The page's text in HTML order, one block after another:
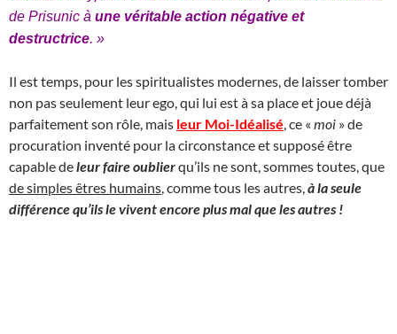
de Prisunic à une véritable action négative et
destructrice. »
Il est temps, pour les spiritualistes modernes, de laisser tomber
non pas seulement leur ego, qui lui est à sa place et joue déjà
parfaitement son rôle, mais leur Moi-Idéalisé , ce « moi » de
procuration inventé pour la circonstance et supposé être
capable deleur faire oublierqu’ils ne sont, sommes toutes, que
de simples êtres humains , comme tous les autres, à la seule
différence qu’ils le vivent encore plus mal que les autres !